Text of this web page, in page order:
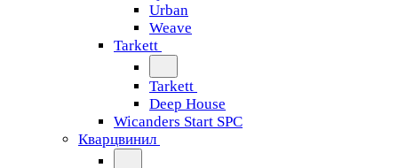
Urban
Weave
Tarkett
Tarkett
Deep House
Wicanders Start SPC
Кварцвинил